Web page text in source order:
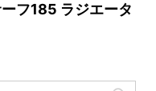
フ185 ラジエータ